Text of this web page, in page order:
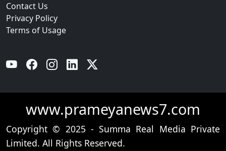
Contact Us
Privacy Policy
Terms of Usage
YouTube Facebook Instagram Linkedin
www.prameyanews7.com
Copyright © 2025 - Summa Real Media Private
Limited. All Rights Reserved.